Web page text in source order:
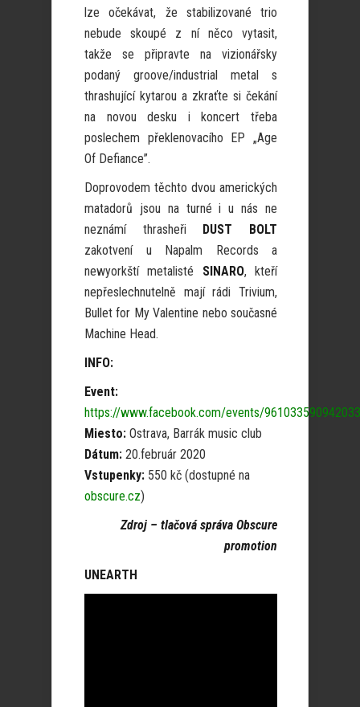
lze očekávat, že stabilizované trio
nebude skoupé z ní něco vytasit,
takže se připravte na vizionářsky
podaný groove/industrial metal s
thrashující kytarou a zkraťte si čekání
na novou desku i koncert třeba
poslechem překlenovacího EP „Age
Of Defiance”.
Doprovodem těchto dvou amerických
matadorů jsou na turné i u nás ne
neznámí thrasheři DUST BOLT
zakotvení u Napalm Records a
newyorkští metalisté SINARO, kteří
nepřeslechnutelně mají rádi Trivium,
Bullet for My Valentine nebo současné
Machine Head.
INFO:
Event:
https://www.facebook.com/events/961033590942033
Miesto: Ostrava, Barrák music club
Dátum: 20.február 2020
Vstupenky: 550 kč (dostupné na
obscure.cz)
Zdroj – tlačová správa Obscure
promotion
UNEARTH